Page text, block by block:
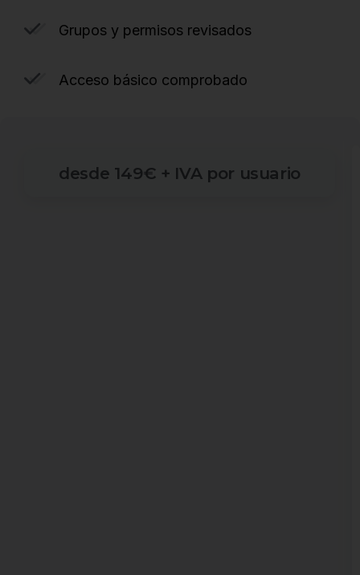
Grupos y permisos revisados
Acceso básico comprobado
desde 149€ + IVA por usuario